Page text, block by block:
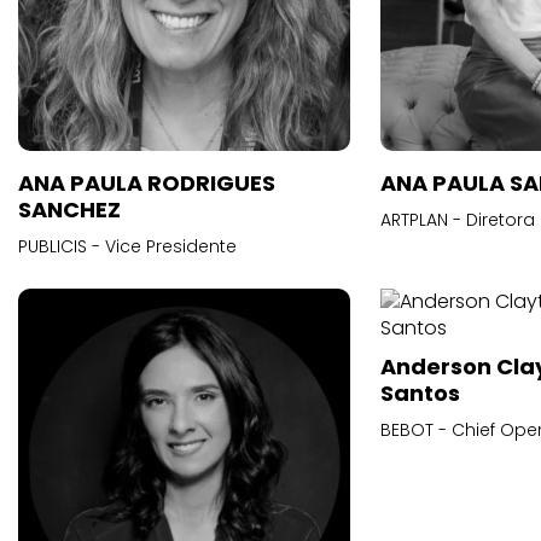
ANA PAULA RODRIGUES
SANCHEZ
PUBLICIS - Vice Presidente
ANA PAULA
ARTPLAN -
Anderson
Santos
BEBOT - Chief